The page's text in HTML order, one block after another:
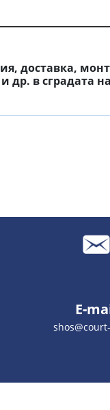
доставка,
др. в сградата
E-